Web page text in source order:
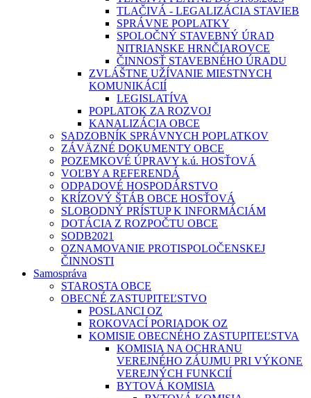
TLAČIVÁ - LEGALIZÁCIA STAVIEB
SPRÁVNE POPLATKY
SPOLOČNÝ STAVEBNÝ ÚRAD
NITRIANSKE HRNČIAROVCE
ČINNOSŤ STAVEBNÉHO ÚRADU
ZVLÁŠTNE UŽÍVANIE MIESTNYCH
KOMUNIKÁCIÍ
LEGISLATÍVA
POPLATOK ZA ROZVOJ
KANALIZÁCIA OBCE
SADZOBNÍK SPRÁVNYCH POPLATKOV
ZÁVÄZNÉ DOKUMENTY OBCE
POZEMKOVÉ ÚPRAVY k.ú. HOSŤOVÁ
VOĽBY A REFERENDÁ
ODPADOVÉ HOSPODÁRSTVO
KRÍZOVÝ ŠTÁB OBCE HOSŤOVÁ
SLOBODNÝ PRÍSTUP K INFORMÁCIÁM
DOTÁCIA Z ROZPOČTU OBCE
SODB2021
OZNAMOVANIE PROTISPOLOČENSKEJ
ČINNOSTI
Samospráva
STAROSTA OBCE
OBECNÉ ZASTUPITEĽSTVO
POSLANCI OZ
ROKOVACÍ PORIADOK OZ
KOMISIE OBECNÉHO ZASTUPITEĽSTVA
KOMISIA NA OCHRANU
VEREJNÉHO ZÁUJMU PRI VÝKONE
VEREJNÝCH FUNKCIÍ
BYTOVÁ KOMISIA